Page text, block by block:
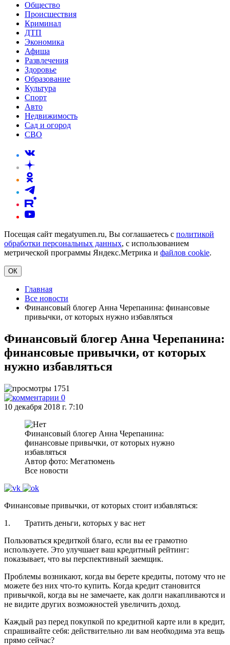
Общество
Происшествия
Криминал
ДТП
Экономика
Афиша
Развлечения
Здоровье
Образование
Культура
Спорт
Авто
Недвижимость
Сад и огород
СВО
Посещая сайт megatyumen.ru, Вы соглашаетесь с политикой
обработки персональных данных, с использованием
метрической программы Яндекс.Метрика и файлов cookie.
ОК
Главная
Все новости
Финансовый блогер Анна Черепанина: финансовые
привычки, от которых нужно избавляться
Финансовый блогер Анна Черепанина:
финансовые привычки, от которых
нужно избавляться
1751
0
10 декабря 2018 г. 7:10
Финансовый блогер Анна Черепанина:
финансовые привычки, от которых нужно
избавляться
Автор фото: Мегатюмень
Все новости
Финансовые привычки, от которых стоит избавляться:
1. Тратить деньги, которых у вас нет
Пользоваться кредиткой благо, если вы ее грамотно
используете. Это улучшает ваш кредитный рейтинг:
показывает, что вы перспективный заемщик.
Проблемы возникают, когда вы берете кредиты, потому что не
можете без них что-то купить. Когда кредит становится
привычкой, когда вы не замечаете, как долги накапливаются и
не видите других возможностей увеличить доход.
Каждый раз перед покупкой по кредитной карте или в кредит,
спрашивайте себя: действительно ли вам необходима эта вещь
прямо сейчас?